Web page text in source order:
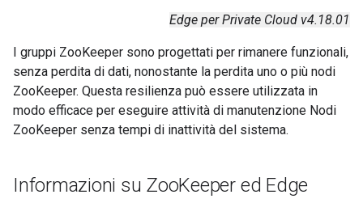
Edge per Private Cloud v4.18.01
I gruppi ZooKeeper sono progettati per rimanere funzionali,
senza perdita di dati, nonostante la perdita uno o più nodi
ZooKeeper. Questa resilienza può essere utilizzata in
modo efficace per eseguire attività di manutenzione Nodi
ZooKeeper senza tempi di inattività del sistema.
Informazioni su ZooKeeper ed Edge